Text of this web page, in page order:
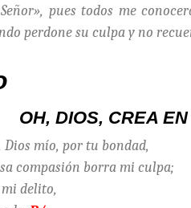
pues todos me
perdone su culpa y no
OH, DIOS, CREA
mío, por tu bondad,
compasión borra mi culpa;
delito,